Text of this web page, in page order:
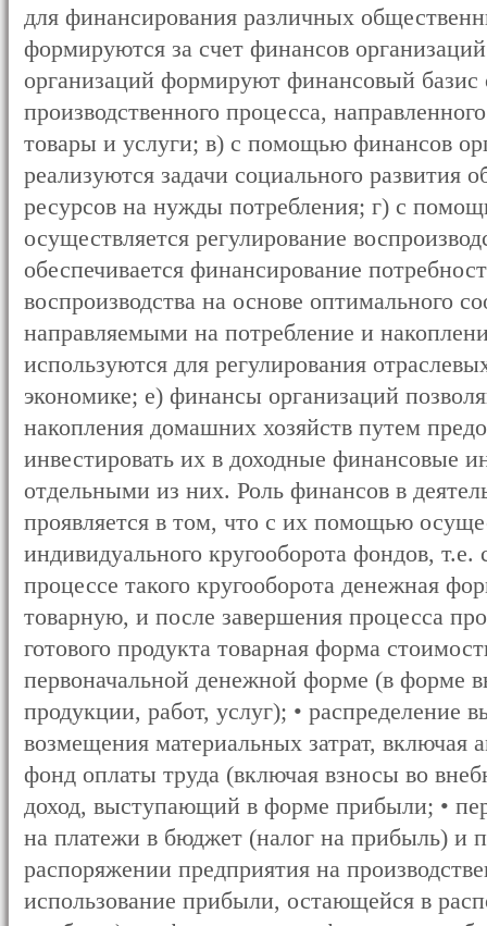
для финансирования различных
формируются за счет финансов
организаций формируют финансовый базис
производственного процесса,
товары и услуги; в) с помощью финансов
реализуются задачи социального развития
ресурсов на нужды потребления; г) с
осуществляется регулирование
обеспечивается финансирование
воспроизводства на основе оптимального
направляемыми на потребление и
используются для регулирования
экономике; е) финансы организаций
накопления домашних хозяйств путем
инвестировать их в доходные финансовые
отдельными из них. Роль финансов в
проявляется в том, что с их помощью
индивидуального кругооборота фондов,
процессе такого кругооборота денежная
товарную, и после завершения процесса
готового продукта товарная форма
первоначальной денежной форме (в форме
продукции, работ, услуг); • распределение
возмещения материальных затрат, включая
фонд оплаты труда (включая взносы во
доход, выступающий в форме прибыли; •
на платежи в бюджет (налог на прибыль) и
распоряжении предприятия на
использование прибыли, остающейся в